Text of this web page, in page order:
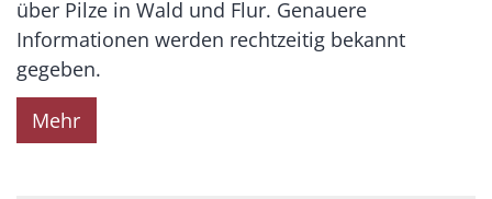
über Pilze in Wald und Flur. Genauere
Informationen werden rechtzeitig bekannt
gegeben.
Mehr